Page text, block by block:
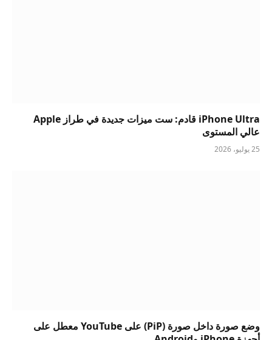
iPhone Ultra قادم: ست ميزات جديدة في طراز Apple
عالي المستوى
25 يوليو، 2026
وضع صورة داخل صورة (PiP) على YouTube معطل على